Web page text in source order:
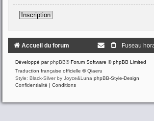
Inscription
Accueil du forum Fuseau
Développé parphpBB® Forum Software © phpBB Limited
Traduction française officielle ©Qiaeru
Style: Black-Silver by Joyce&Luna phpBB-Style-Design
Confidentialité | Conditions